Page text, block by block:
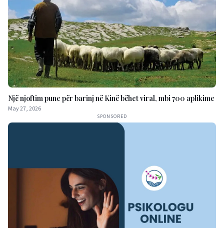
Një njoftim pune për barinj në Kinë bëhet viral, mbi 700 aplikime
May 27, 2026
SPONSORED